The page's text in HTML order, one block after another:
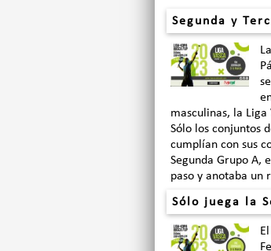
Segunda y
masculinas, la Liga
Sólo los conjuntos
cumplían con sus
Segunda Grupo A,
paso y anotaba un
Sólo juega la